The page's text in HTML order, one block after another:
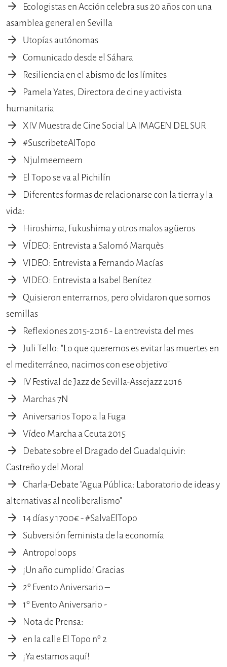
Ecologistas en Acción celebra sus 20 años con una
asamblea general en Sevilla
Utopías autónomas
Comunicado desde el Sáhara
Resiliencia en el abismo de los límites
Pamela Yates, Directora de cine y activista
humanitaria
XIV Muestra de Cine Social LA IMAGEN DEL SUR
#SuscribeteAlTopo
Njulmeemeem
El Topo se va al Pichilín
Diferentes formas de relacionarse con la tierra y la
vida:
Hiroshima, Fukushima y otros malos agüeros
VÍDEO: Entrevista a Salomó Marquès
VIDEO: Entrevista a Fernando Macías
VIDEO: Entrevista a Isabel Benítez
Quisieron enterrarnos, pero olvidaron que somos
semillas
Reflexiones 2015-2016 - La entrevista del mes
Juli Tello: "Lo que queremos es evitar las muertes en
el mediterráneo, nacimos con ese objetivo"
IV Festival de Jazz de Sevilla-Assejazz 2016
Marchas 7N
Aniversarios Topo a la Fuga
Vídeo Marcha a Ceuta 2015
Debate sobre el Dragado del Guadalquivir:
Castreño y del Moral
Charla-Debate "Agua Pública: Laboratorio de ideas y
alternativas al neoliberalismo"
14 días y 1700€ - #SalvaElTopo
Subversión feminista de la economía
Antropoloops
¡Un año cumplido! Gracias
2º Evento Aniversario –
1º Evento Aniversario -
Nota de Prensa:
en la calle El Topo nº 2
¡Ya estamos aquí!